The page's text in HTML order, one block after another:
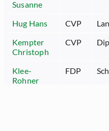
Susanne
Hug Hans CVP
Kempter
Christoph
CVP
Klee-
Rohner
FDP